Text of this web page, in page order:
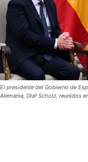
El presidente del Gobierno de
Alemania, Olaf Scholz, reunidos